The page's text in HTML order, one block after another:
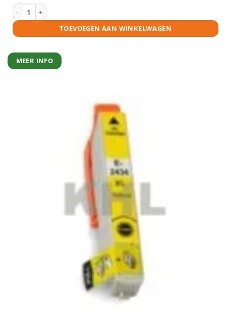
Epson 24XL (T2436) inktcartridge licht magenta huismerk aantal
TOEVOEGEN AAN WINKELWAGEN
MEER INFO